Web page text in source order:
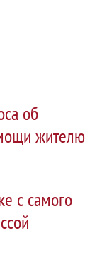
об
жителю
с самого